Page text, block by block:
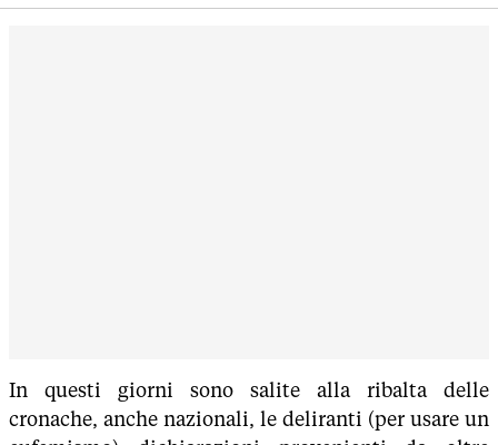
In questi giorni sono salite alla ribalta delle
cronache, anche nazionali, le deliranti (per usare un